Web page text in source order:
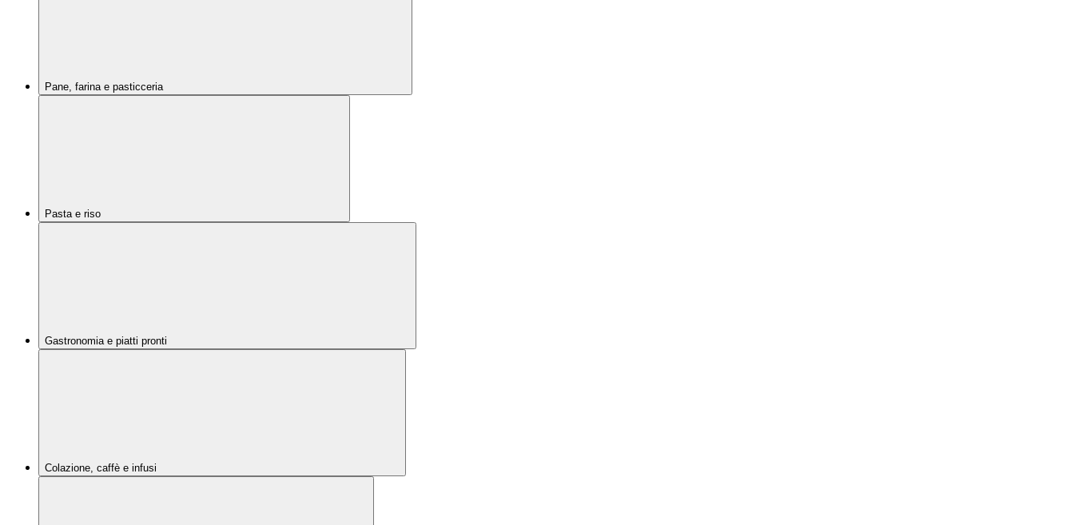
Pane, farina e pasticceria
Pasta e riso
Gastronomia e piatti pronti
Colazione, caffè e infusi